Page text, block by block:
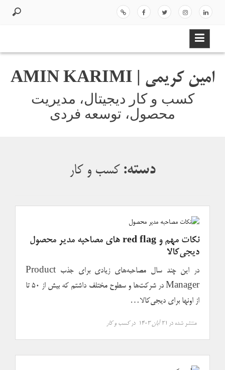
د
لینک
دای
اینس
امین کریمی | AMIN KARIMI
کسب و کار دیجیتال، مدیریت
محصول، توسعه فردی
دسته:کسب و کار
نکات مهم و red flag های مصاحبه مدیر محصول
دیجی‌کالا
در این چند سال مصاحبه‌های زیادی برای جذب Product
Manager در شرکت‌ها و سطوح مختلف داشتم که بیش از ۵۰ تا
از اونها برای دیجی‌کالا…
منتشر شده در ۲۱ آبان ۱۴۰۳ درکسب و کار